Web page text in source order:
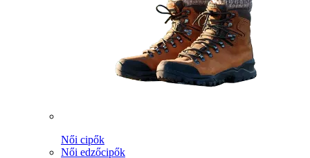
Női cipők
Női edzőcipők